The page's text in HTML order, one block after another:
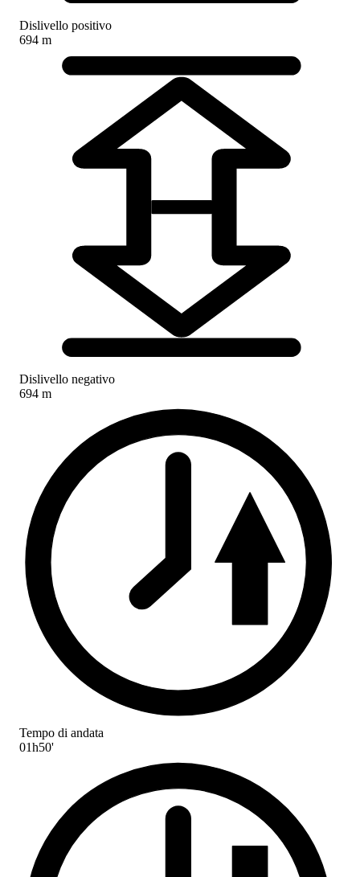
Dislivello positivo
694 m
Dislivello negativo
694 m
Tempo di andata
01h50'